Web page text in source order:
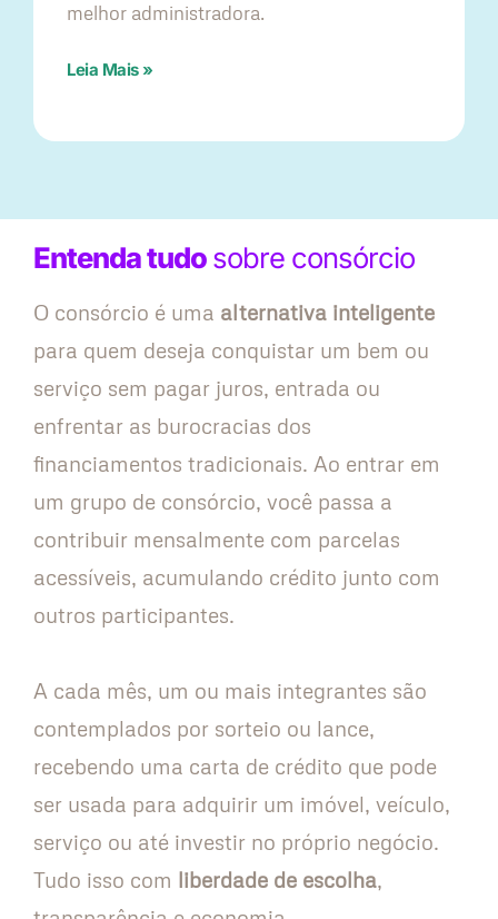
melhor administradora.
Leia Mais »
Entenda tudosobre consórcio
O consórcio é uma alternativa inteligente
para quem deseja conquistar um bem ou
serviço sem pagar juros, entrada ou
enfrentar as burocracias dos
financiamentos tradicionais. Ao entrar em
um grupo de consórcio, você passa a
contribuir mensalmente com parcelas
acessíveis, acumulando crédito junto com
outros participantes.
A cada mês, um ou mais integrantes são
contemplados por sorteio ou lance,
recebendo uma carta de crédito que pode
ser usada para adquirir um imóvel, veículo,
serviço ou até investir no próprio negócio.
Tudo isso com liberdade de escolha,